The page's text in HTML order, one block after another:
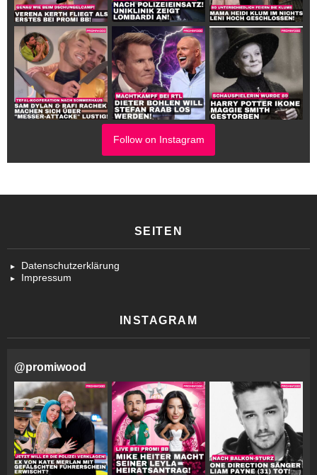
Follow on Instagram
SEITEN
Datenschutzerklärung
Impressum
INSTAGRAM
@promiwood